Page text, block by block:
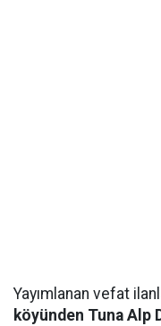
Yayımlanan vefat
köyünden Tuna Alp